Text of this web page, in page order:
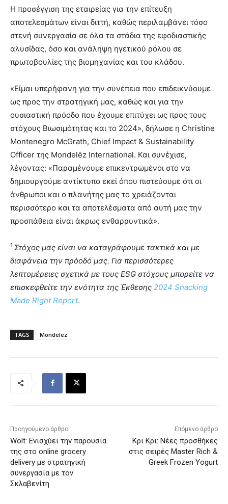
Η προσέγγιση της εταιρείας για την επίτευξη
αποτελεσμάτων είναι διττή, καθώς περιλαμβάνει τόσο
στενή συνεργασία σε όλα τα στάδια της εφοδιαστικής
αλυσίδας, όσο και ανάληψη ηγετικού ρόλου σε
πρωτοβουλίες της βιομηχανίας και του κλάδου.
«Είμαι υπερήφανη για την συνέπεια που επιδεικνύουμε
ως προς την στρατηγική μας, καθώς και για την
ουσιαστική πρόοδο που έχουμε επιτύχει ως προς τους
στόχους Βιωσιμότητας και το 2024», δήλωσε η Christine
Montenegro McGrath, Chief Impact & Sustainability
Officer της Mondelēz International. Και συνέχισε,
λέγοντας: «Παραμένουμε επικεντρωμένοι στο να
δημιουργούμε αντίκτυπο εκεί όπου πιστεύουμε ότι οι
άνθρωποι και ο πλανήτης μας το χρειάζονται
περισσότερο και τα αποτελέσματα από αυτή μας την
προσπάθεια είναι άκρως ενθαρρυντικά».
1 Στόχος μας είναι να καταγράφουμε τακτικά και με
διαφάνεια την πρόοδό μας. Για περισσότερες
λεπτομέρειες σχετικά με τους ESG στόχους μπορείτε να
επισκεφθείτε την ενότητα της Έκθεσης 2024 Snacking
Made Right Report.
TAGS Mondelez
Προηγούμενο άρθρο
Wolt: Ενισχύει την παρουσία
της στο online grocery
delivery με στρατηγική
συνεργασία με τον
Σκλαβενίτη
Επόμενο άρθρο
Κρι Κρι: Νέες προσθήκες
στις σειρές Master Rich &
Greek Frozen Yogurt